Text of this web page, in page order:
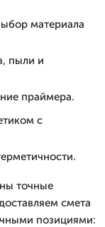
материала
пыли и
праймера.
с
точные
смета
позициями: